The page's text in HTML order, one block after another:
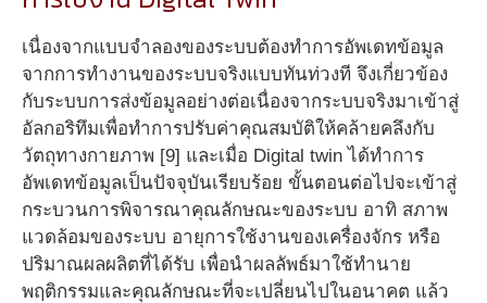
เนื่องจากแบบจำลองของระบบต้องทำการอัพเดทข้อมูล
จากการทำงานของระบบจริงแบบทันท่วงที จึงเกี่ยวข้อง
กับระบบการส่งข้อมูลอย่างต่อเนื่องจากระบบจริงมาเข้าสู่
อัลกอริทึมเพื่อทำการปรับค่าคุณสมบัติให้คล้ายคลึงกับ
วัตถุทางกายภาพ [9] และเมื่อ Digital twin ได้ทำการ
อัพเดทข้อมูลเป็นปัจจุบันเรียบร้อย ขั้นตอนต่อไปจะเข้าสู่
กระบวนการพิจารณาคุณลักษณะของระบบ อาทิ สภาพ
แวดล้อมของระบบ อายุการใช้งานของเครื่องจักร หรือ
ปริมาณผลผลิตที่ได้รับ เพื่อนำผลลัพธ์มาใช้ทำนาย
พฤติกรรมและคุณลักษณะที่จะเปลี่ยนไปในอนาคต แล้ว